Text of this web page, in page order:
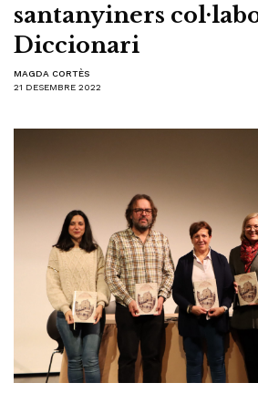
santanyiners
Diccionari
MAGDA CORTÈS
21 DESEMBRE 2022